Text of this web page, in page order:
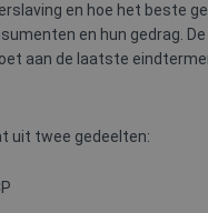
en hoe het beste
en hun gedrag.
aan de laatste
uit twee gedeelten: